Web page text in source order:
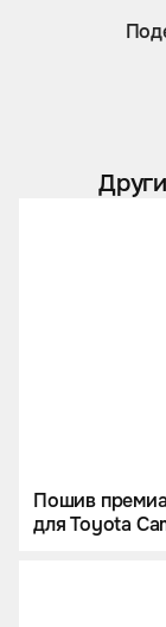
Пошив
для Toyota